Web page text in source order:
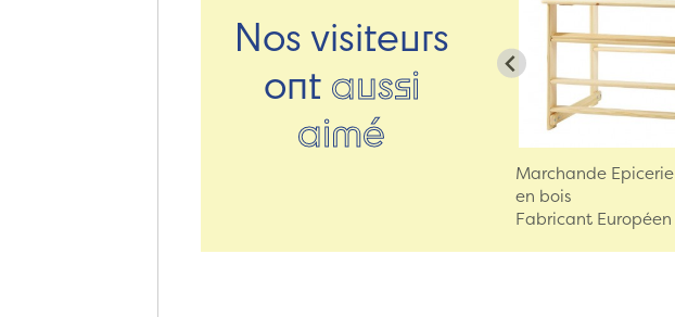
Nos visiteurs
ont aussi
aimé
Marchande Epicerie
en bois
Fabricant Européen